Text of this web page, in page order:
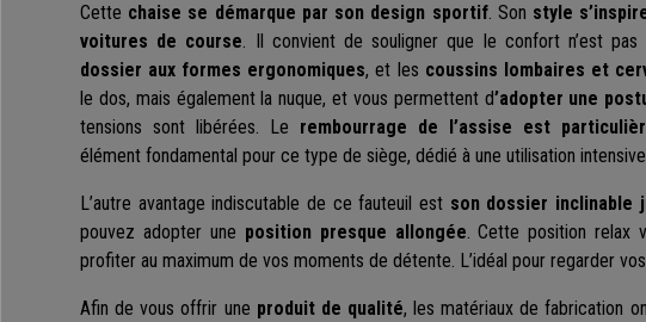
Cette chaise se démarque par son design sportif. Son style
voitures de course. Il convient de souligner que le confort n’est pas
dossier aux formes ergonomiques, et les coussins lombaires et
le dos, mais également la nuque, et vous permettent d’adopter une
tensions sont libérées. Le rembourrage de l’assise est
élément fondamental pour ce type de siège, dédié à une utilisation
L’autre avantage indiscutable de ce fauteuil est son dossier inclinable
pouvez adopter une position presque allongée. Cette position relax
profiter au maximum de vos moments de détente. L’idéal pour regarder
Afin de vous offrir une produit de qualité, les matériaux de fabrication